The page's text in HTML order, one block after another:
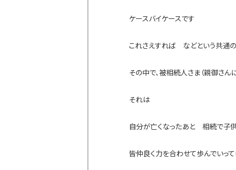
ケースバイケースです
これさえすれば などという共通
その中で、被相続人さま（親御さ
それは
自分が亡くなったあと 相続で子
皆仲良く力を合わせて歩んでいっ